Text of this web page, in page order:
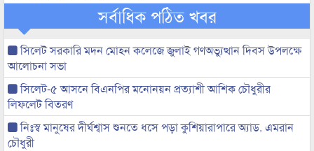
সর্বাধিক পঠিত খবর
সিলেট সরকারি মদন মোহন কলেজে জুলাই গণঅভ্যুত্থান দিবস উপলক্ষে
আলোচনা সভা
সিলেট-৫ আসনে বিএনপির মনোনয়ন প্রত্যাশী আশিক চৌধুরীর
লিফলেট বিতরণ
নিঃস্ব মানুষের দীর্ঘশ্বাস শুনতে ধসে পড়া কুশিয়ারাপারে অ্যাড. এমরান
চৌধুরী